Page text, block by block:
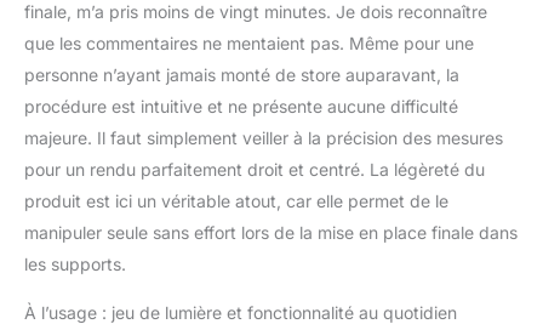
finale, m’a pris moins de vingt minutes. Je dois reconnaître
que les commentaires ne mentaient pas. Même pour une
personne n’ayant jamais monté de store auparavant, la
procédure est intuitive et ne présente aucune difficulté
majeure. Il faut simplement veiller à la précision des mesures
pour un rendu parfaitement droit et centré. La légèreté du
produit est ici un véritable atout, car elle permet de le
manipuler seule sans effort lors de la mise en place finale dans
les supports.
À l’usage : jeu de lumière et fonctionnalité au quotidien